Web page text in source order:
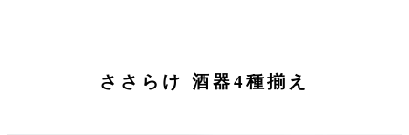
ささらけ 酒器4種揃え